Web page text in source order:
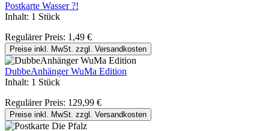
Postkarte Wasser ?!
Inhalt: 1 Stück
Regulärer Preis: 1,49 €
Preise inkl. MwSt. zzgl. Versandkosten
DubbeAnhänger WuMa Edition
Inhalt: 1 Stück
Regulärer Preis: 129,99 €
Preise inkl. MwSt. zzgl. Versandkosten